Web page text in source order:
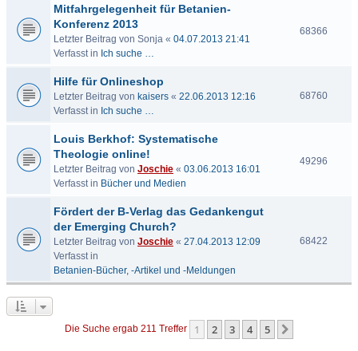
Mitfahrgelegenheit für Betanien-
Konferenz 2013
Letzter Beitrag von Sonja « 04.07.2013 21:41
Verfasst in Ich suche …
68366
Hilfe für Onlineshop
Letzter Beitrag von kaisers « 22.06.2013 12:16
Verfasst in Ich suche …
68760
Louis Berkhof: Systematische
Theologie online!
Letzter Beitrag von Joschie « 03.06.2013 16:01
Verfasst in Bücher und Medien
49296
Fördert der B-Verlag das Gedankengut
der Emerging Church?
Letzter Beitrag von Joschie « 27.04.2013 12:09
Verfasst in
Betanien-Bücher, -Artikel und -Meldungen
68422
Die Suche ergab 211 Treffer 1 2 3 4 5